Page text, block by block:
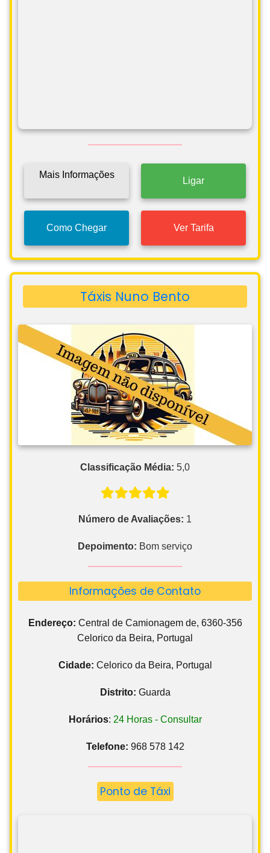
Mais Informações
Ligar
Como Chegar Ver Tarifa
Táxis Nuno Bento
Classificação Média: 5,0
Número de Avaliações: 1
Depoimento: Bom serviço
Informações de Contato
Endereço: Central de Camionagem de, 6360-356
Celorico da Beira, Portugal
Cidade: Celorico da Beira, Portugal
Distrito: Guarda
Horários: 24 Horas - Consultar
Telefone: 968 578 142
Ponto de Táxi